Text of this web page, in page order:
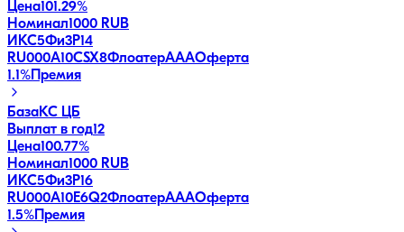
Цена101.29%
Номинал1000 RUB
ИКС5Фи3P14
RU000A10CSX8ФлоатерAAAОферта
1.1% Премия
БазаКС ЦБ
Выплат в год12
Цена100.77%
Номинал1000 RUB
ИКС5Фи3P16
RU000A10E6Q2ФлоатерAAAОферта
1.5% Премия